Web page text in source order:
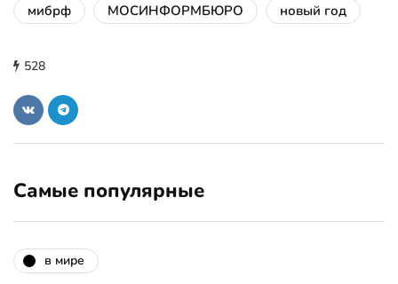
мибрф
МОСИНФОРМБЮРО новый год
528
Самые популярные
в мире